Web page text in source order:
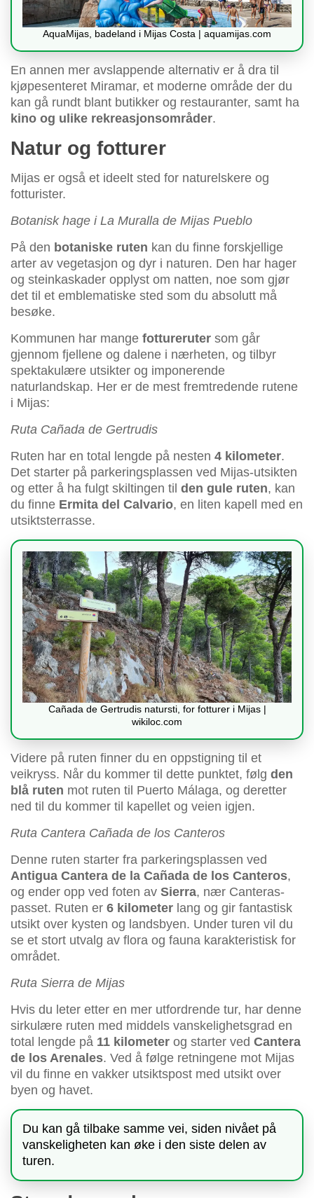
AquaMijas, badeland i Mijas Costa | aquamijas.com
En annen mer avslappende alternativ er å dra til
kjøpesenteret Miramar, et moderne område der du
kan gå rundt blant butikker og restauranter, samt ha
kino og ulike rekreasjonsområder.
Natur og fotturer
Mijas er også et ideelt sted for naturelskere og
fotturister.
Botanisk hage i La Muralla de Mijas Pueblo
På den botaniske ruten kan du finne forskjellige
arter av vegetasjon og dyr i naturen. Den har hager
og steinkaskader opplyst om natten, noe som gjør
det til et emblematiske sted som du absolutt må
besøke.
Kommunen har mange fottureruter som går
gjennom fjellene og dalene i nærheten, og tilbyr
spektakulære utsikter og imponerende
naturlandskap. Her er de mest fremtredende rutene
i Mijas:
Ruta Cañada de Gertrudis
Ruten har en total lengde på nesten 4 kilometer.
Det starter på parkeringsplassen ved Mijas-utsikten
og etter å ha fulgt skiltingen til den gule ruten, kan
du finne Ermita del Calvario, en liten kapell med en
utsiktsterrasse.
Cañada de Gertrudis natursti, for fotturer i Mijas |
wikiloc.com
Videre på ruten finner du en oppstigning til et
veikryss. Når du kommer til dette punktet, følg den
blå ruten mot ruten til Puerto Málaga, og deretter
ned til du kommer til kapellet og veien igjen.
Ruta Cantera Cañada de los Canteros
Denne ruten starter fra parkeringsplassen ved
Antigua Cantera de la Cañada de los Canteros,
og ender opp ved foten av Sierra, nær Canteras-
passet. Ruten er 6 kilometer lang og gir fantastisk
utsikt over kysten og landsbyen. Under turen vil du
se et stort utvalg av flora og fauna karakteristisk for
området.
Ruta Sierra de Mijas
Hvis du leter etter en mer utfordrende tur, har denne
sirkulære ruten med middels vanskelighetsgrad en
total lengde på 11 kilometer og starter ved Cantera
de los Arenales. Ved å følge retningene mot Mijas
vil du finne en vakker utsiktspost med utsikt over
byen og havet.
Du kan gå tilbake samme vei, siden nivået på
vanskeligheten kan øke i den siste delen av
turen.